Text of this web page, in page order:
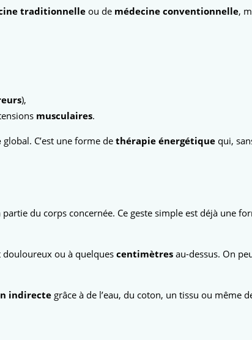
traditionnelle ou de médecine conventionnelle,
),
musculaires.
global. C’est une forme de thérapie énergétique qui,
du corps concernée. Ce geste simple est déjà une
douloureux ou à quelques centimètres au-dessus. On
indirecte grâce à de l’eau, du coton, un tissu ou même